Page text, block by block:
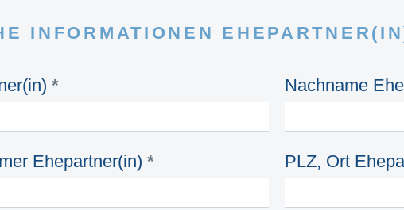
INFORMATIONEN
* Nachname
Ehepartner(in) * PLZ, Ort